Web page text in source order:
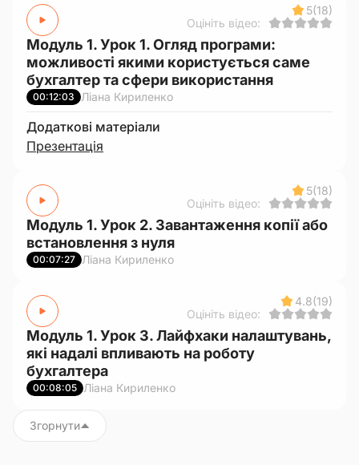
5(18)
Оцініть відео:
Модуль 1. Урок 1. Огляд програми:
можливості якими користується саме
бухгалтер та сфери використання
00:12:03 Ліана Кириленко
Додаткові матеріали
Презентація
5(18)
Оцініть відео:
Модуль 1. Урок 2. Завантаження копії або
встановлення з нуля
00:07:27 Ліана Кириленко
4.8(19)
Оцініть відео:
Модуль 1. Урок 3. Лайфхаки налаштувань,
які надалі впливають на роботу
бухгалтера
00:08:05 Ліана Кириленко
Згорнути